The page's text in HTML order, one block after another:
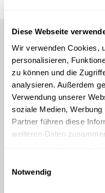
Diese Webseite
Wir verwenden Cookies,
personalisieren,
zu können und die
analysieren. Außerdem
Verwendung unserer
soziale Medien,
Partner führen diese
weiteren Daten
Notwendig